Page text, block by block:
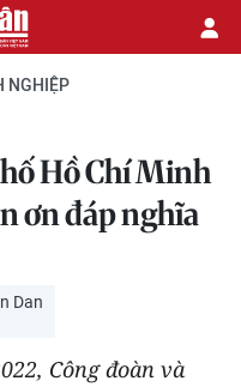
NGHIỆP
Hồ Chí Minh
ơn đáp nghĩa
Dan
Công đoàn và